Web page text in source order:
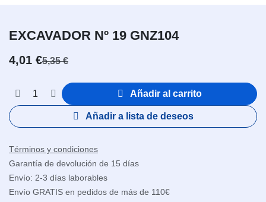
EXCAVADOR Nº 19 GNZ104
4,01 €5,35€
Añadir al carrito
Añadir a lista de deseos
Términos y condiciones
Garantía de devolución de 15 días
Envío: 2-3 días laborables
Envío GRATIS en pedidos de más de 110€